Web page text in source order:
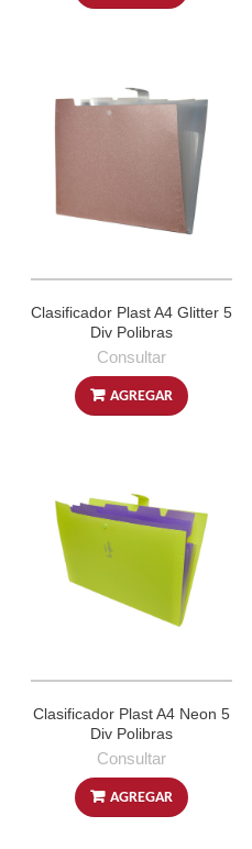
Clasificador Plast A4 Glitter 5
Div Polibras
Consultar
AGREGAR
Clasificador Plast A4 Neon 5
Div Polibras
Consultar
AGREGAR